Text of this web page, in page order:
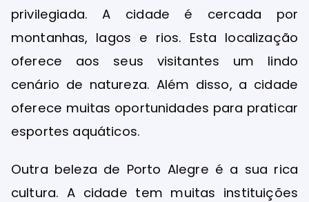
privilegiada. A cidade é cercada por
montanhas, lagos e rios. Esta localização
oferece aos seus visitantes um lindo
cenário de natureza. Além disso, a cidade
oferece muitas oportunidades para praticar
esportes aquáticos.
Outra beleza de Porto Alegre é a sua rica
cultura. A cidade tem muitas instituições